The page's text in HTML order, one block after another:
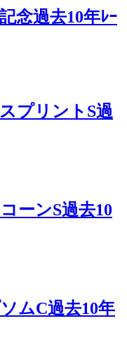
念過去10年ﾚｰ
プリントS過
ーンS過去10
ムC過去10年